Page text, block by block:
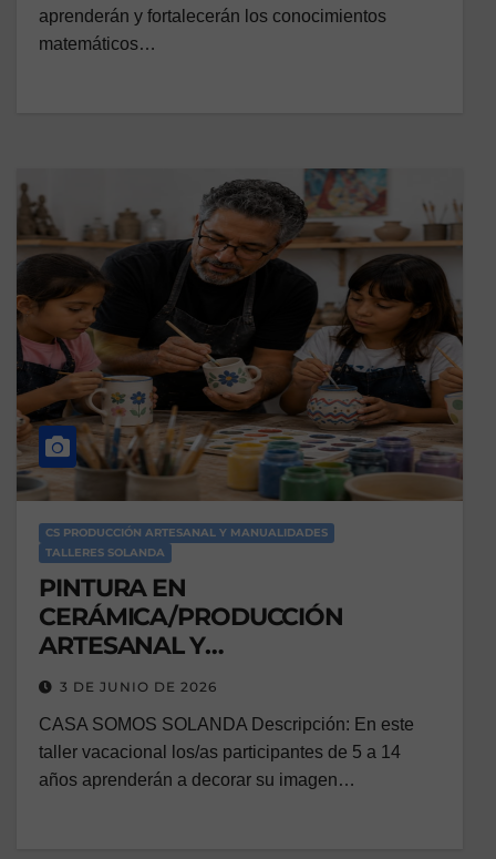
aprenderán y fortalecerán los conocimientos
matemáticos…
CS PRODUCCIÓN ARTESANAL Y MANUALIDADES
TALLERES SOLANDA
PINTURA EN
CERÁMICA/PRODUCCIÓN
ARTESANAL Y
MANUALIDADES/VACACIONAL
3 DE JUNIO DE 2026
CASA SOMOS SOLANDA Descripción: En este
taller vacacional los/as participantes de 5 a 14
años aprenderán a decorar su imagen…